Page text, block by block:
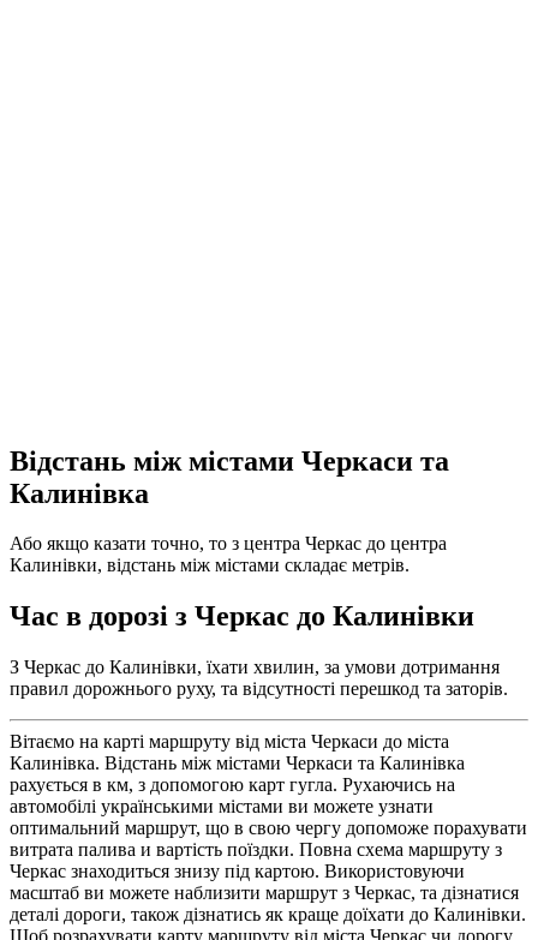
Відстань між містами Черкаси та
Калинівка
Або якщо казати точно, то з центра Черкас до центра
Калинівки, відстань між містами складає метрів.
Час в дорозі з Черкас до Калинівки
З Черкас до Калинівки, їхати хвилин, за умови дотримання
правил дорожнього руху, та відсутності перешкод та заторів.
Вітаємо на карті маршруту від міста Черкаси до міста
Калинівка. Відстань між містами Черкаси та Калинівка
рахується в км, з допомогою карт гугла. Рухаючись на
автомобілі українськими містами ви можете узнати
оптимальний маршрут, що в свою чергу допоможе порахувати
витрата палива и вартість поїздки. Повна схема маршруту з
Черкас знаходиться знизу під картою. Використовуючи
масштаб ви можете наблизити маршрут з Черкас, та дізнатися
деталі дороги, також дізнатись як краще доїхати до Калинівки.